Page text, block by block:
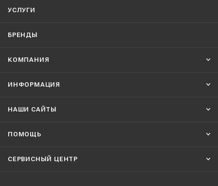
УСЛУГИ
БРЕНДЫ
КОМПАНИЯ
ИНФОРМАЦИЯ
НАШИ CАЙТЫ
ПОМОЩЬ
СЕРВИСНЫЙ ЦЕНТР